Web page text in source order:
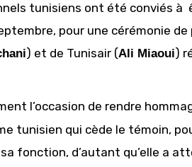
tunisiens ont été conviés à
pour une cérémonie
) et de Tunisair (Ali Miaoui)
l’occasion de rendre
tunisien qui cède le témoin,
fonction, d’autant qu’elle a